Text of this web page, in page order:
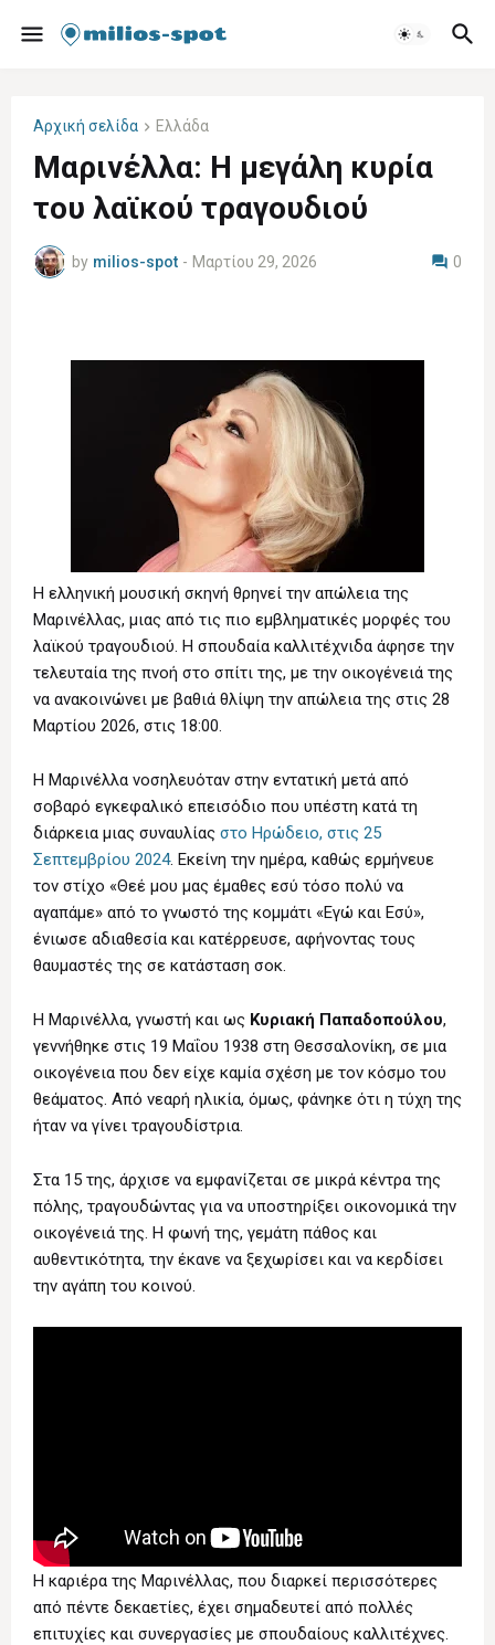
Αρχική σελίδα Ελλάδα
Μαρινέλλα: Η μεγάλη κυρία
του λαϊκού τραγουδιού
by milios-spot - Μαρτίου 29, 2026 0
Η ελληνική μουσική σκηνή θρηνεί την απώλεια της
Μαρινέλλας, μιας από τις πιο εμβληματικές μορφές του
λαϊκού τραγουδιού. Η σπουδαία καλλιτέχνιδα άφησε την
τελευταία της πνοή στο σπίτι της, με την οικογένειά της
να ανακοινώνει με βαθιά θλίψη την απώλεια της στις 28
Μαρτίου 2026, στις 18:00.
Η Μαρινέλλα νοσηλευόταν στην εντατική μετά από
σοβαρό εγκεφαλικό επεισόδιο που υπέστη κατά τη
διάρκεια μιας συναυλίας στο Ηρώδειο, στις 25
Σεπτεμβρίου 2024. Εκείνη την ημέρα, καθώς ερμήνευε
τον στίχο «Θεέ μου μας έμαθες εσύ τόσο πολύ να
αγαπάμε» από το γνωστό της κομμάτι «Εγώ και Εσύ»,
ένιωσε αδιαθεσία και κατέρρευσε, αφήνοντας τους
θαυμαστές της σε κατάσταση σοκ.
Η Μαρινέλλα, γνωστή και ως Κυριακή Παπαδοπούλου,
γεννήθηκε στις 19 Μαΐου 1938 στη Θεσσαλονίκη, σε μια
οικογένεια που δεν είχε καμία σχέση με τον κόσμο του
θεάματος. Από νεαρή ηλικία, όμως, φάνηκε ότι η τύχη της
ήταν να γίνει τραγουδίστρια.
Στα 15 της, άρχισε να εμφανίζεται σε μικρά κέντρα της
πόλης, τραγουδώντας για να υποστηρίξει οικονομικά την
οικογένειά της. Η φωνή της, γεμάτη πάθος και
αυθεντικότητα, την έκανε να ξεχωρίσει και να κερδίσει
την αγάπη του κοινού.
Η καριέρα της Μαρινέλλας, που διαρκεί περισσότερες
από πέντε δεκαετίες, έχει σημαδευτεί από πολλές
επιτυχίες και συνεργασίες με σπουδαίους καλλιτέχνες.